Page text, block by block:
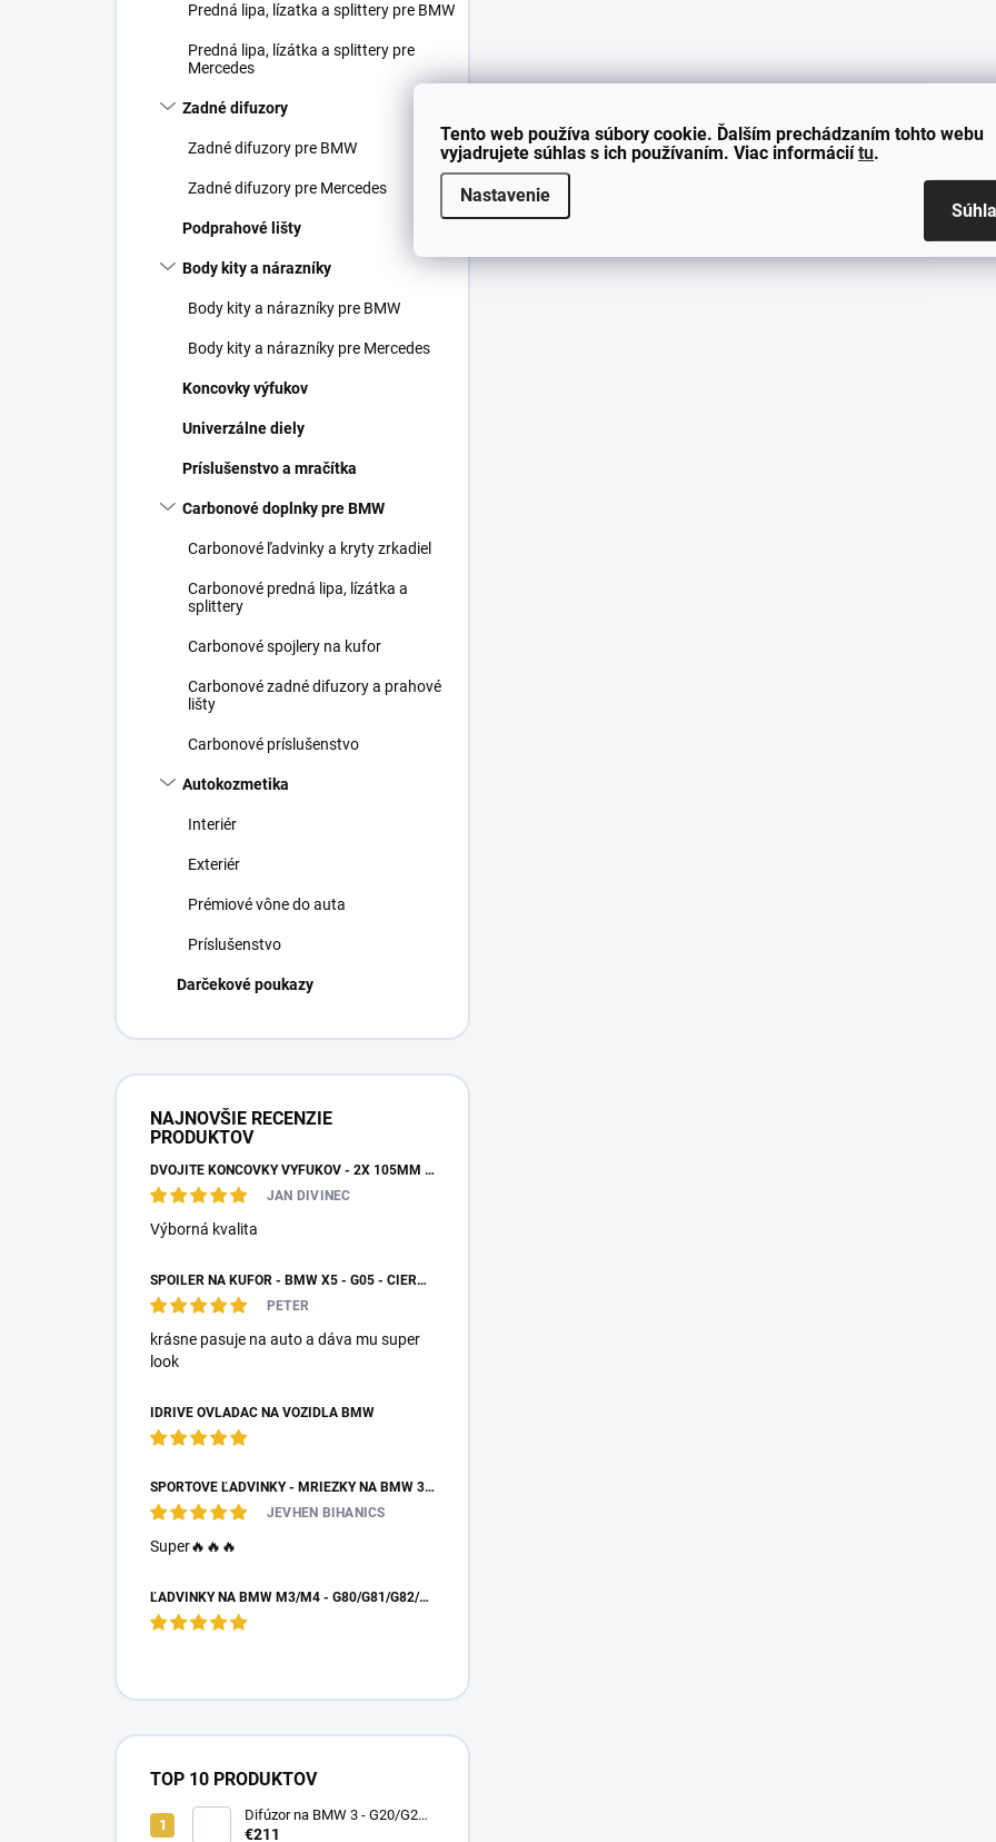
Tento web používa súbory cookie. Ďalším prechádzaním tohto webu
vyjadrujete súhlas s ich používaním. Viac informáciítu.
Nastavenie
Predná lipa, lízatka a splittery pre BMW
Predná lipa, lízátka a splittery pre
Mercedes
Zadné difuzory
Zadné difuzory pre BMW
Zadné difuzory pre Mercedes
Podprahové lišty
Body kity a nárazníky
Body kity a nárazníky pre BMW
Body kity a nárazníky pre Mercedes
Koncovky výfukov
Univerzálne diely
Príslušenstvo a mračítka
Carbonové doplnky pre BMW
Carbonové ľadvinky a kryty zrkadiel
Carbonové predná lipa, lízátka a
splittery
Carbonové spojlery na kufor
Carbonové zadné difuzory a prahové
lišty
Carbonové príslušenstvo
Autokozmetika
Interiér
Exteriér
Prémiové vône do auta
Príslušenstvo
Darčekové poukazy
NAJNOVŠIE RECENZIE
PRODUKTOV
DVOJITÉ KONCOVKY VÝFUKOV - 2X 105MM VÝSTUP
JAN DIVINEC
Výborná kvalita
SPOILER NA KUFOR - BMW X5 - G05 - ČIERNY LESK
PETER
krásne pasuje na auto a dáva mu super
look
IDRIVE OVLÁDAČ NA VOZIDLÁ BMW
ŠPORTOVÉ ĽADVINKY - MRIEŽKY NA BMW 3 - E90/E91 PO FACELIFTE
JEVHEN BIHANICS
Super🔥🔥🔥
ĽADVINKY NA BMW M3/M4 - G80/G81/G82/G83 - DRY CARBON
TOP 10 PRODUKTOV
Difúzor na BMW 3 - G20/G21
preLCI - brzdové svetlo
€211